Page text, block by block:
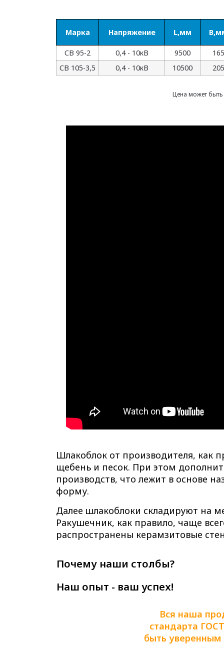
Марка Напряжение L,мм
СВ 95-2 0,4 - 10кВ 9500
165
СВ 105-3,5
0,4 - 10кВ 10500 205
Цена может быть
Шлакоблок от производителя, как
щебень и песок. При этом
производств, что лежит в основе
форму.
Далее шлакоблоки складируют на
Ракушечник, как правило, чаще
распространены керамзитовые
Почему наши столбы?
Наш опыт - ваш успех!
Вся наша
стандарта
быть уверенным